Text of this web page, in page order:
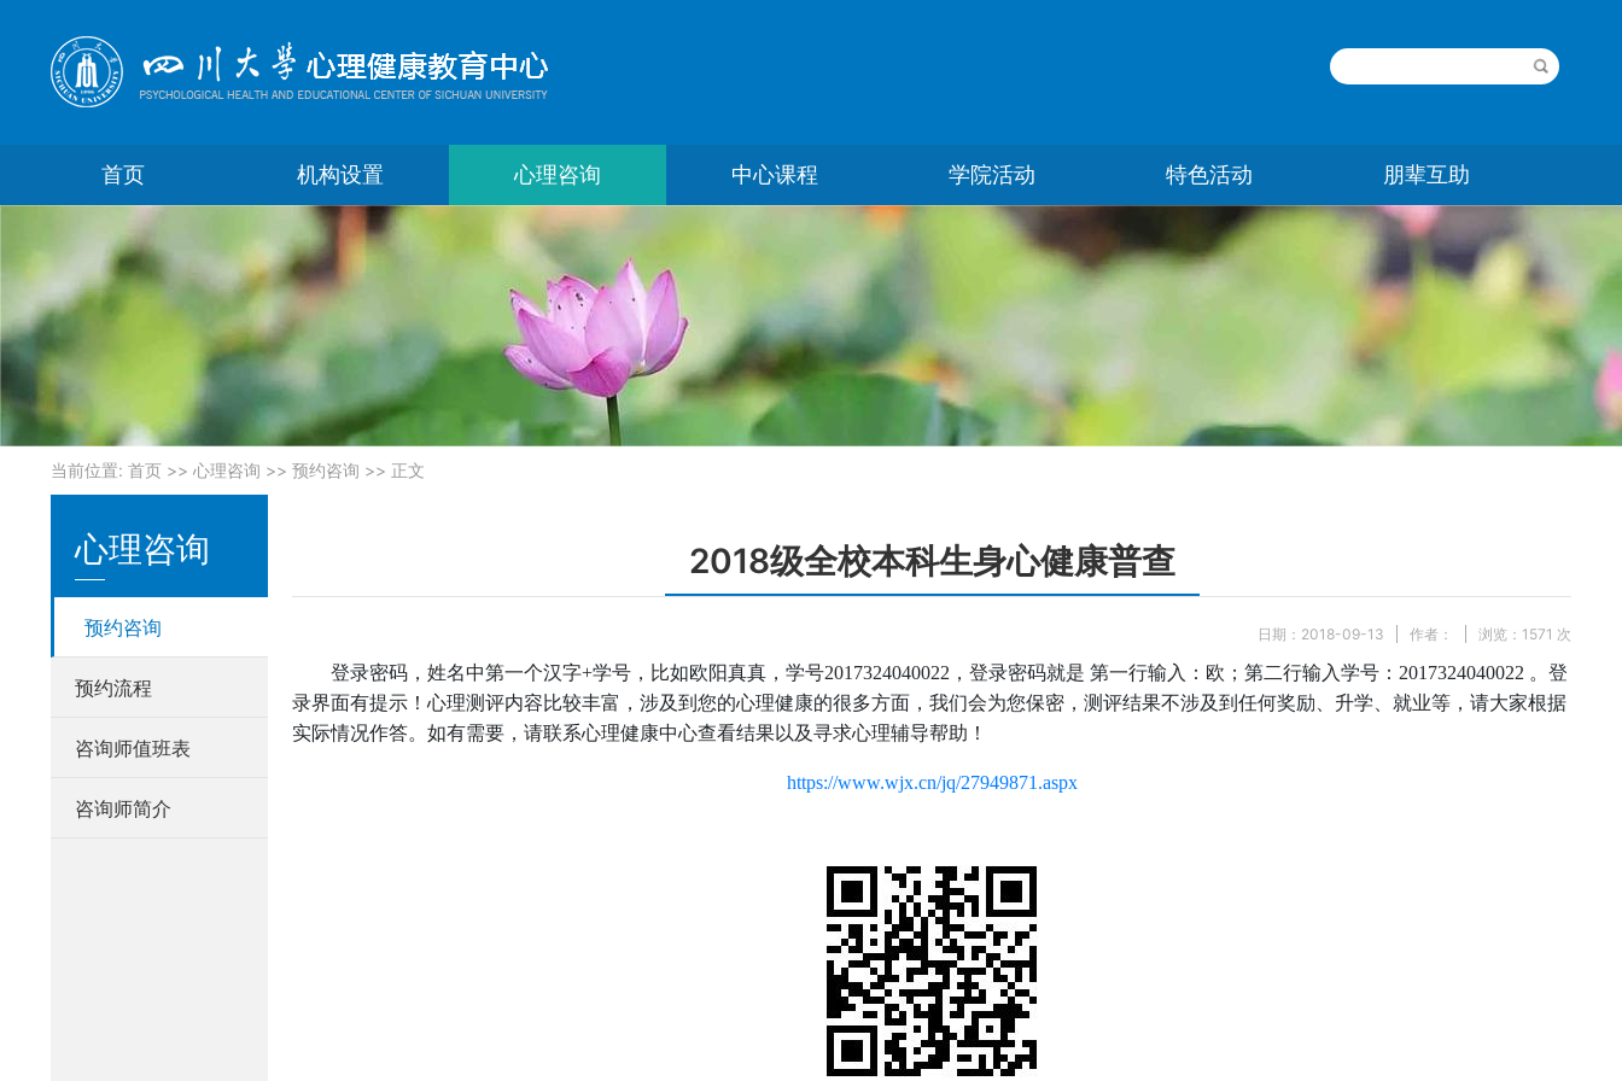
首页 机构设置 心理咨询 中心课程 学院活动 特色活动 朋辈互助
当前位置: 首页 >> 心理咨询 >> 预约咨询 >> 正文
心理咨询
预约咨询
预约流程
咨询师值班表
咨询师简介
2018级全校本科生身心健康普查
浏览： 1571 次
作者：
日期：2018-09-13
登录密码，姓名中第一个汉字+学号，比如欧阳真真，学号2017324040022，登录密码就是 第一行输入：欧；第二行输入学号：2017324040022 。登
录界面有提示！心理测评内容比较丰富，涉及到您的心理健康的很多方面，我们会为您保密，测评结果不涉及到任何奖励、升学、就业等，请大家根据
实际情况作答。如有需要，请联系心理健康中心查看结果以及寻求心理辅导帮助！
https://www.wjx.cn/jq/27949871.aspx